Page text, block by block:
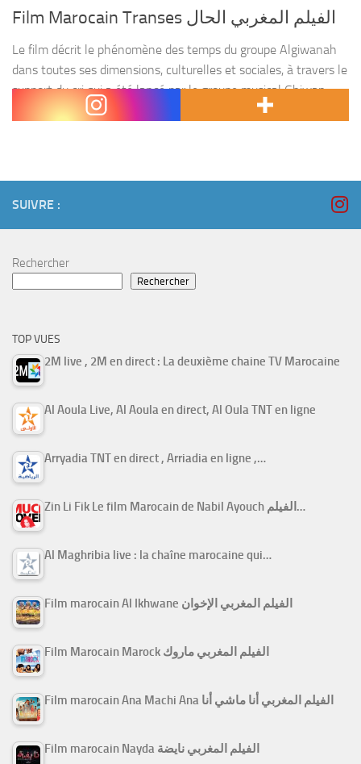
Film Marocain Transes الفيلم المغربي الحال
Le film décrit le phénomène des temps du groupe Algiwanah
dans toutes ses dimensions, culturelles et sociales, à travers le
support du cri qui a été lancé par le groupe musical Ghiwan
imprégnées de...
SUIVRE :
Rechercher
Rechercher
TOP VUES
2M live , 2M en direct : La deuxième chaine TV Marocaine
Al Aoula Live, Al Aoula en direct, Al Oula TNT en ligne
Arryadia TNT en direct , Arriadia en ligne ,…
Zin Li Fik Le film Marocain de Nabil Ayouch الفيلم…
Al Maghribia live : la chaîne marocaine qui…
Film marocain Al Ikhwane الفيلم المغربي الإخوان
Film Marocain Marock الفيلم المغربي ماروك
Film marocain Ana Machi Ana الفيلم المغربي أنا ماشي أنا
Film marocain Nayda الفيلم المغربي نايضة